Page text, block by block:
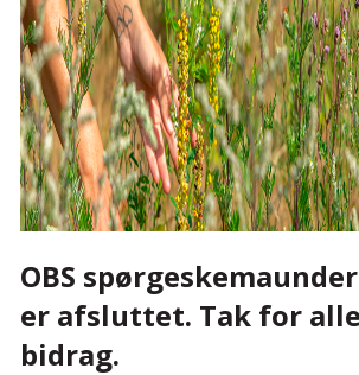
OBS
er afsluttet. Tak for
bidrag.